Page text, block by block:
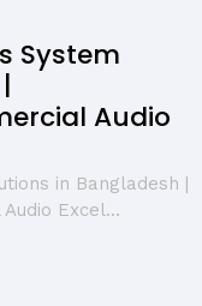
System
Audio
in Bangladesh |
Excel...